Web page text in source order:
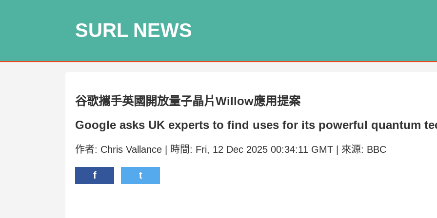
SURL NEWS
谷歌攜手英國開放量子晶片Willow應用提案
Google asks UK experts to find uses for its powerful quantum
作者: Chris Vallance | 時間: Fri, 12 Dec 2025 00:34:11 GMT | 來源: BBC
f t